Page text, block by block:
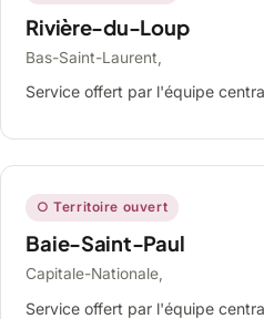
Rivière-du-Loup
Bas-Saint-Laurent,
Service offert par l'équipe
○ Territoire ouvert
Baie-Saint-Paul
Capitale-Nationale,
Service offert par l'équipe